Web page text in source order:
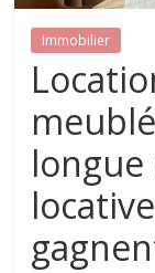
Immobilier